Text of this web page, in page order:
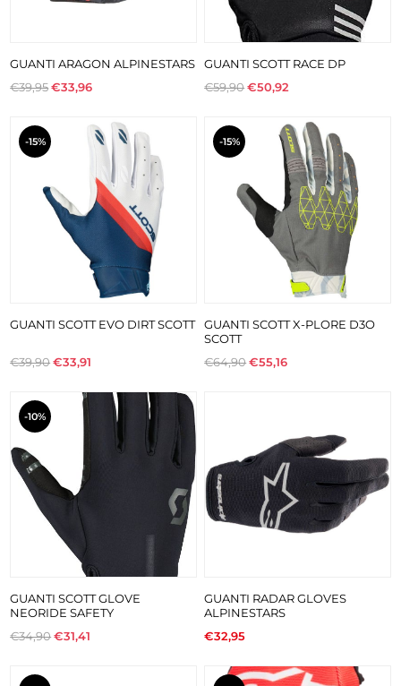
GUANTI ARAGON ALPINESTARS
€39,95€33,96
GUANTI SCOTT RACE DP
€59,90€50,92
-15%
GUANTI SCOTT EVO DIRT SCOTT
€39,90€33,91
-15%
GUANTI SCOTT X-PLORE D3O
SCOTT
€64,90€55,16
-10%
GUANTI SCOTT GLOVE
NEORIDE SAFETY
€34,90€31,41
GUANTI RADAR GLOVES
ALPINESTARS
€32,95